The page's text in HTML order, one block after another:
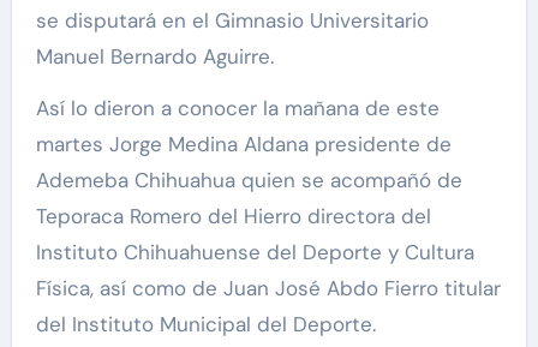
se disputará en el Gimnasio Universitario
Manuel Bernardo Aguirre.
Así lo dieron a conocer la mañana de este
martes Jorge Medina Aldana presidente de
Ademeba Chihuahua quien se acompañó de
Teporaca Romero del Hierro directora del
Instituto Chihuahuense del Deporte y Cultura
Física, así como de Juan José Abdo Fierro titular
del Instituto Municipal del Deporte.